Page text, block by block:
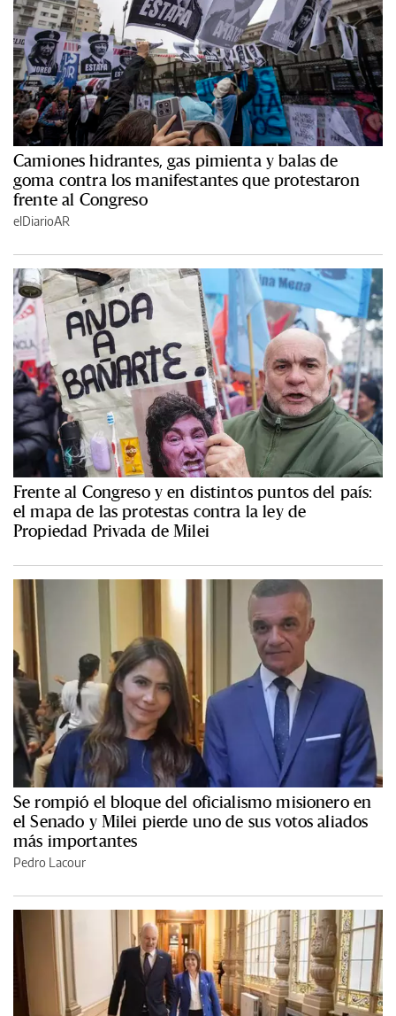
Camiones hidrantes, gas pimienta y balas de
goma contra los manifestantes que protestaron
frente al Congreso
elDiarioAR
Frente al Congreso y en distintos puntos del país:
el mapa de las protestas contra la ley de
Propiedad Privada de Milei
Se rompió el bloque del oficialismo misionero en
el Senado y Milei pierde uno de sus votos aliados
más importantes
Pedro Lacour